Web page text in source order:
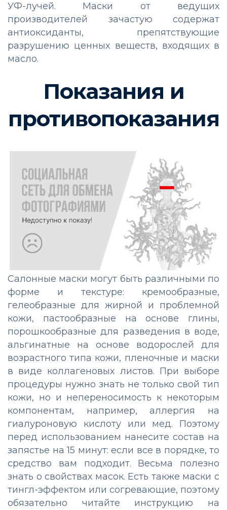
УФ-лучей. Маски от ведущих
производителей зачастую содержат
антиоксиданты, препятствующие
разрушению ценных веществ, входящих в
масло.
Показания и
противопоказания
Салонные маски могут быть различными по
форме и текстуре: кремообразные,
гелеобразные для жирной и проблемной
кожи, пастообразные на основе глины,
порошкообразные для разведения в воде,
альгинатные на основе водорослей для
возрастного типа кожи, пленочные и маски
в виде коллагеновых листов. При выборе
процедуры нужно знать не только свой тип
кожи, но и непереносимость к некоторым
компонентам, например, аллергия на
гиалуроновую кислоту или мед. Поэтому
перед использованием нанесите состав на
запястье на 15 минут: если все в порядке, то
средство вам подходит. Весьма полезно
знать о свойствах масок. Есть также маски с
тингл-эффектом или согревающие, поэтому
обязательно читайте инструкцию на